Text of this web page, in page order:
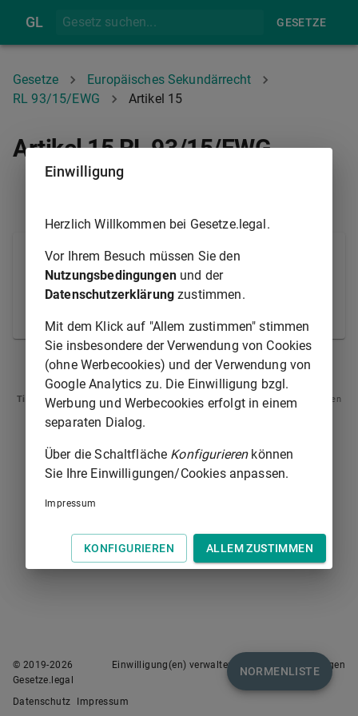
GL GESETZE
Gesetze
Europäisches Sekundärrecht
RL 93/15/EWG
Artikel 15
Artikel 15 RL 93/15/EWG
Die Mitgliedstaaten tragen dafür Sorge, daß die
Explosivstoffe mit einer geeigneten Kennzeichnung
versehen sind.
© Europäische Union 1998-2021
ARTIKEL 14 ARTIKEL 16
Tipp
: Swipen Sie auf dem Bildschirm links oder rechts zur Navigation zwischen
Normen.
NORMENLISTE
© 2019-2026
Gesetze.legal
Einwilligung(en) verwalten Nutzungsbedingungen
Datenschutz Impressum
Einwilligung
Herzlich Willkommen bei Gesetze.legal.
Vor Ihrem Besuch müssen Sie den
Nutzungsbedingungenund der
Datenschutzerklärung zustimmen.
Mit dem Klick auf "Allem zustimmen" stimmen
Sie insbesondere der Verwendung von Cookies
(ohne Werbecookies) und der Verwendung von
Google Analytics zu. Die Einwilligung bzgl.
Werbung und Werbecookies erfolgt in einem
separaten Dialog.
Über die Schaltfläche Konfigurierenkönnen
Sie Ihre Einwilligungen/Cookies anpassen.
Impressum
KONFIGURIEREN ALLEM ZUSTIMMEN